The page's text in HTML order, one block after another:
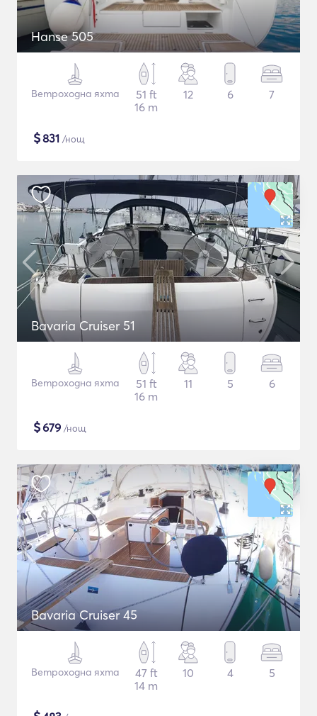
Hanse 505
Ветроходна яхта
51 ft
16 m
12 6 7
$831 /нощ
Bavaria Cruiser 51
Ветроходна яхта
51 ft
16 m
11 5 6
$679 /нощ
Bavaria Cruiser 45
Ветроходна яхта
47 ft
14 m
10 4 5